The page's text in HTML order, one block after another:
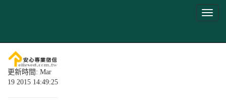
更新時間: Mar
19 2015 14:49:25